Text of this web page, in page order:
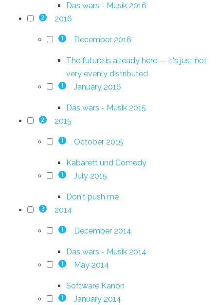
Das wars - Musik 2016
2 2016
1 December 2016
The future is already here — it's just not
very evenly distributed
1 January 2016
Das wars - Musik 2015
2 2015
1 October 2015
Kabarett und Comedy
1 July 2015
Don't push me
3 2014
1 December 2014
Das wars - Musik 2014
1 May 2014
Software Kanon
1 January 2014